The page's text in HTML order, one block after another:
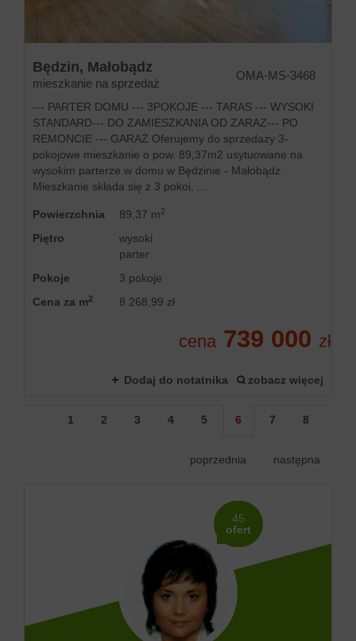
Będzin, Małobądz
mieszkanie na sprzedaż
OMA-MS-3468
--- PARTER DOMU --- 3POKOJE --- TARAS --- WYSOKI
STANDARD--- DO ZAMIESZKANIA OD ZARAZ--- PO
REMONCIE --- GARAŻ Oferujemy do sprzedaży 3-
pokojowe mieszkanie o pow. 89,37m2 usytuowane na
wysokim parterze w domu w Będzinie - Małobądz.
Mieszkanie składa się z 3 pokoi, ...
Powierzchnia 89,37 m2
Piętro
wysoki
parter
Pokoje
3 pokoje
Cena za m2 8 268,99 zł
cena 739 000 zł
Dodaj do notatnika zobacz więcej
1 2 3 4 5 6 7 8
poprzednia następna
45
ofert